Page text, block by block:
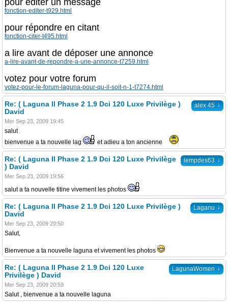
pour éditer un message
fonction-editer-t929.html
pour répondre en citant
fonction-citer-t495.html
a lire avant de déposer une annonce
a-lire-avant-de-repondre-a-une-annonce-t7259.html
votez pour votre forum
votez-pour-le-forum-laguna-pour-qu-il-soit-n-1-t7274.html
alex 45 ↓
Re: ( Laguna II Phase 2 1.9 Dci 120 Luxe Privilège )
David
Mer Sep 23, 2009 19:45
salut
bienvenue a ta nouvelle lag
et adieu a ton ancienne
lempdes63 ↓
Re: ( Laguna II Phase 2 1.9 Dci 120 Luxe Privilège
) David
Mer Sep 23, 2009 19:56
salut a ta nouvelle titine vivement les photos
Laganu ↓
Re: ( Laguna II Phase 2 1.9 Dci 120 Luxe Privilège )
David
Mer Sep 23, 2009 20:50
Salut,
Bienvenue a ta nouvelle laguna et vivement les photos
LagunaWomen ↓
Re: ( Laguna II Phase 2 1.9 Dci 120 Luxe
Privilège ) David
Mer Sep 23, 2009 20:59
Salut , bienvenue a ta nouvelle laguna